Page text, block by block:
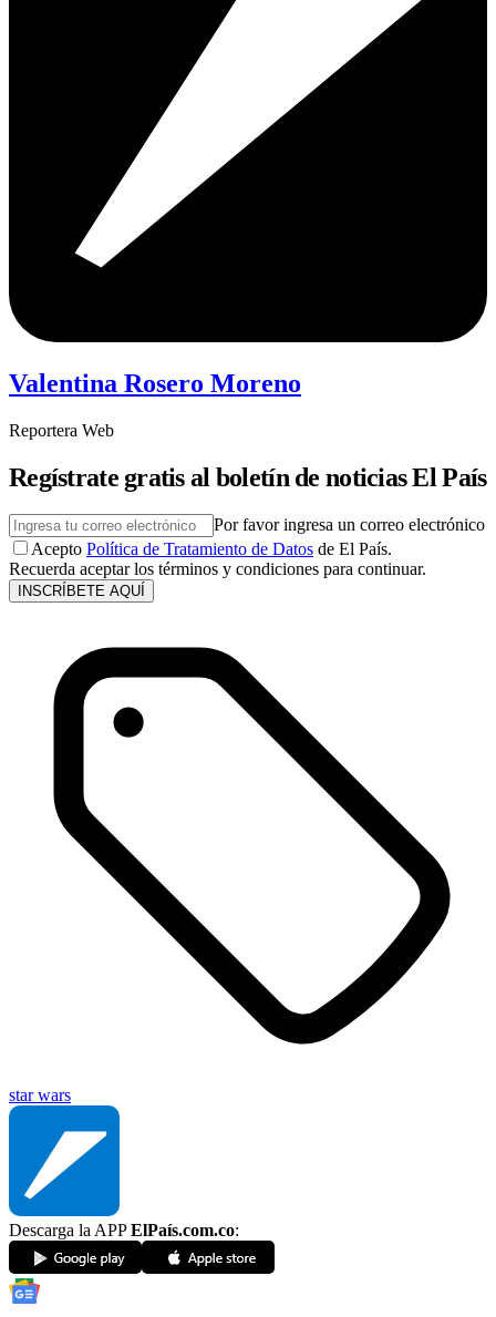
Valentina Rosero Moreno
Reportera Web
Regístrate gratis al boletín de noticias El País
Por favor ingresa un correo electrónico
Acepto Política de Tratamiento de Datos de El País.
Recuerda aceptar los términos y condiciones para continuar.
INSCRÍBETE AQUÍ
star wars
Descarga la APPElPaís.com.co: